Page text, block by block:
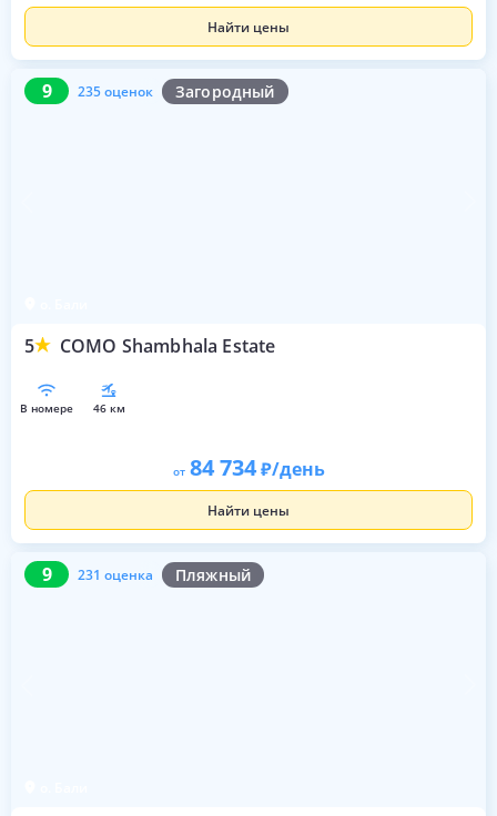
Найти цены
9 235 оценок Загородный
5 COMO Shambhala Estate
9 235 оценок
в номере 46 км
от 84 734 /день
Найти цены
9 231 оценка Пляжный
9 231 оценка